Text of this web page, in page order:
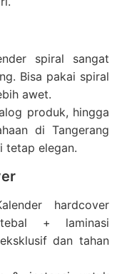
spiral sangat
Bisa pakai spiral
awet.
produk, hingga
di Tangerang
tetap elegan.
hardcover
+ laminasi
dan tahan